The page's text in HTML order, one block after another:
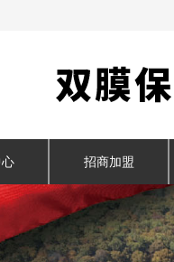
招商加盟